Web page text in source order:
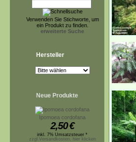
Verwenden Sie Stichworte, um
ein Produkt zu finden.
erweiterte Suche
Hersteller
Neue Produkte
Ipomoea cordofana
2,50€
inkl. 7% Umsatzsteuer *
zzgl.Versandkosten, hier klicken